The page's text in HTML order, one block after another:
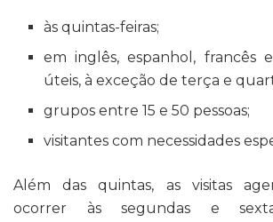
às quintas-feiras;
em inglês, espanhol, francês
úteis, à exceção de terça e
grupos entre 15 e 50 pessoas;
visitantes com necessidades
Além das quintas, as visitas
ocorrer às segundas e